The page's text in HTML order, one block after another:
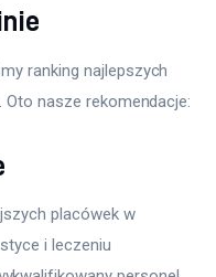
ranking najlepszych
Oto nasze rekomendacje:
placówek w
i leczeniu